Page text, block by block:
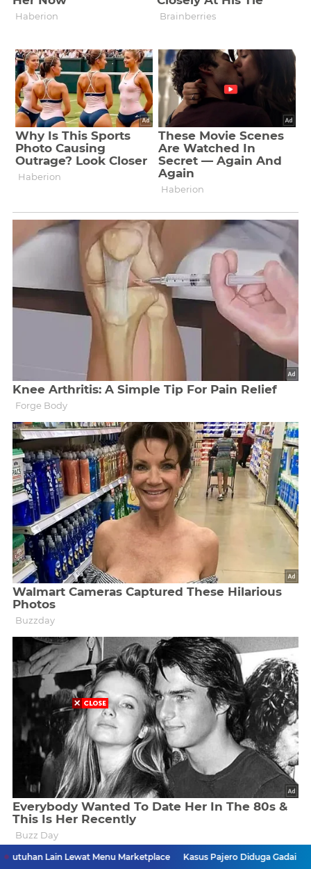
Lewat Menu Marketplace Kasus Pajero Diduga Gadai Rp250 Juta